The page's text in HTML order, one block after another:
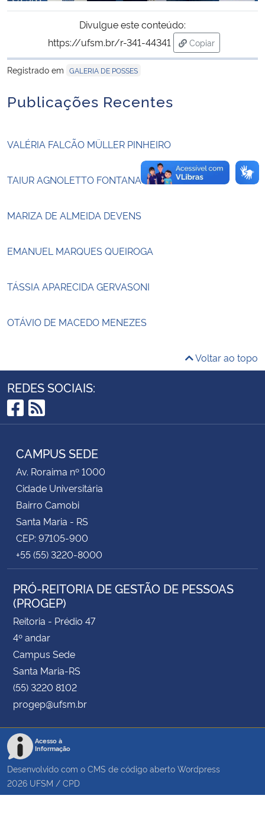
Ministério da Mulher, da Família e dos Direitos Humanos
Advocacia-Geral da União
Banco Central do Brasil
Divulgue este conteúdo:
https://ufsm.br/r-341-44341
Copiar
para área de
Registrado em GALERIA DE POSSES
Publicações Recentes
VALÉRIA FALCÃO MÜLLER PINHEIRO
TAIUR AGNOLETTO FONTANA
MARIZA DE ALMEIDA DEVENS
EMANUEL MARQUES QUEIROGA
TÁSSIA APARECIDA GERVASONI
OTÁVIO DE MACEDO MENEZES
Voltar ao topo
REDES SOCIAIS:
Facebook
RSS
CAMPUS SEDE
Av. Roraima nº 1000
Cidade Universitária
Bairro Camobi
Santa Maria - RS
CEP: 97105-900
+55 (55) 3220-8000
PRÓ-REITORIA DE GESTÃO DE PESSOAS
(PROGEP)
Reitoria - Prédio 47
4º andar
Campus Sede
Santa Maria-RS
(55) 3220 8102
progep@ufsm.br
Acesso à
Informação
Desenvolvido com o CMS de código aberto Wordpress
2026 UFSM / CPD